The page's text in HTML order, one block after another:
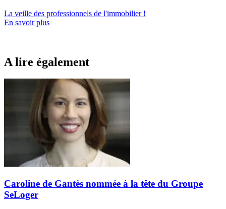
La veille des professionnels de l'immobilier!
En savoir plus
A lire également
Caroline de Gantès nommée à la tête du Groupe
SeLoger